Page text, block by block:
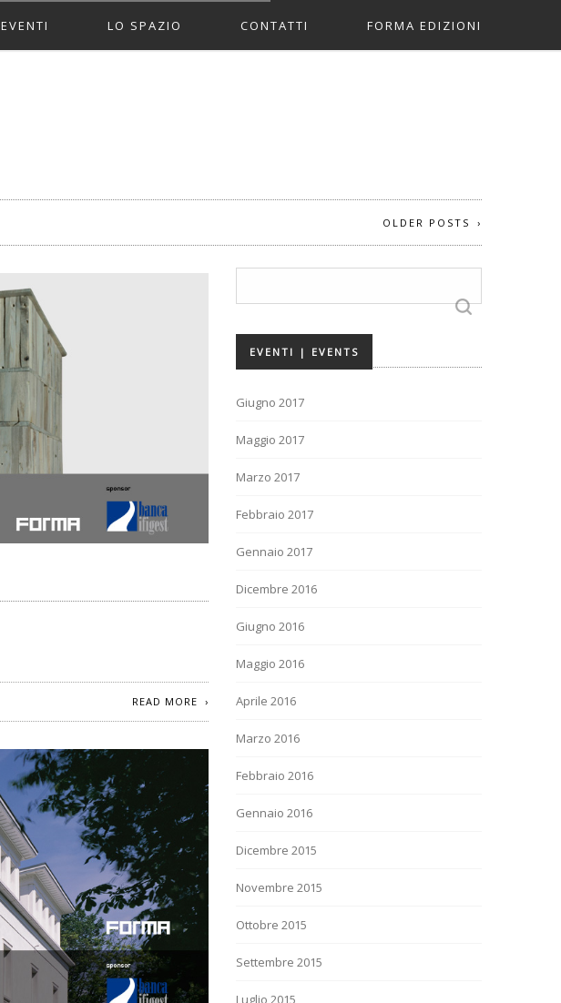
EVENTI
CONVERSAZIONI
TUTTI GLI EVENTI
LO SPAZIO CONTATTI FORMA EDIZIONI
OLDER POSTS
READ MORE
EVENTI | EVENTS
Giugno 2017
Maggio 2017
Marzo 2017
Febbraio 2017
Gennaio 2017
Dicembre 2016
Giugno 2016
Maggio 2016
Aprile 2016
Marzo 2016
Febbraio 2016
Gennaio 2016
Dicembre 2015
Novembre 2015
Ottobre 2015
Settembre 2015
Luglio 2015